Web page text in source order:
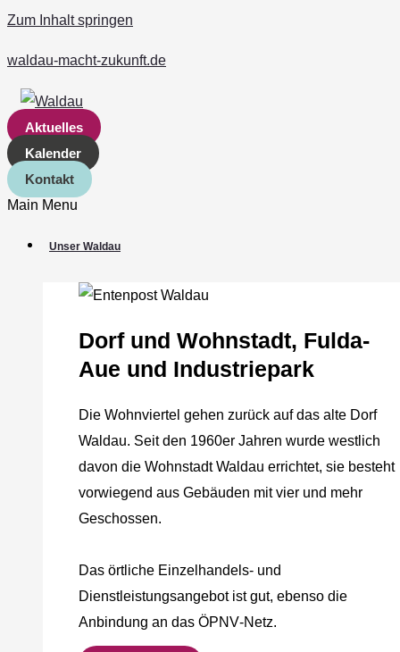
Zum Inhalt springen
waldau-macht-zukunft.de
Aktuelles
Kalender
Kontakt
Main Menu
Unser Waldau
Dorf und Wohnstadt, Fulda‐
Aue und Industriepark
Die Wohnviertel gehen zurück auf das alte Dorf
Waldau. Seit den 1960er Jahren wurde westlich
davon die Wohnstadt Waldau errichtet, sie besteht
vorwiegend aus Gebäuden mit vier und mehr
Geschossen.
Das örtliche Einzelhandels‐ und
Dienstleistungsangebot ist gut, ebenso die
Anbindung an das ÖPNV‐Netz.